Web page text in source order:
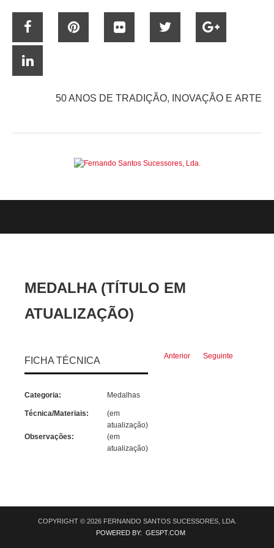
50 ANOS DE TRADIÇÃO, INOVAÇÃO E ARTE
MEDALHA (TÍTULO EM
ATUALIZAÇÃO)
FICHA TÉCNICA
Categoria: Medalhas
Técnica/Materiais:
(em
atualização)
Observações:
(em
atualização)
Anterior Seguinte
COPYRIGHT © 2026 FERNANDO SANTOS SUCESSORES, LDA.
POWERED BY: GESPT.COM